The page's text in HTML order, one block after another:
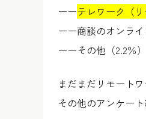
ーーテレワーク（
ーー商談のオンライ
ーーその他（2.2％）
まだまだリモート
その他のアンケート